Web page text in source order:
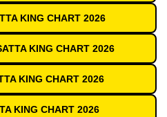
KING CHART 2026
KING CHART 2026
KING CHART 2026
KING CHART 2026